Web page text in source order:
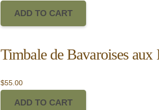
ADD TO CART
Timbale de Bavaroises aux
$55.00
ADD TO CART